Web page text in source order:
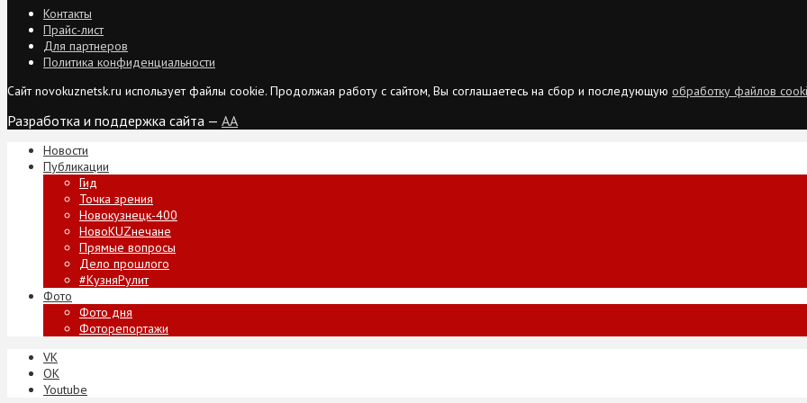
Контакты
Прайс-лист
Для партнеров
Политика конфиденциальности
Сайт novokuznetsk.ru использует файлы cookie. Продолжая работу с сайтом, Вы соглашаетесь на сбор и последующую обработку файлов
Разработка и поддержка сайта — AA
Новости
Публикации
Гид
Точка зрения
Новокузнецк-400
НовоKUZнечане
Прямые вопросы
Дело прошлого
#КузняРулит
Фото
Фото дня
Фоторепортажи
VK
ОК
Youtube